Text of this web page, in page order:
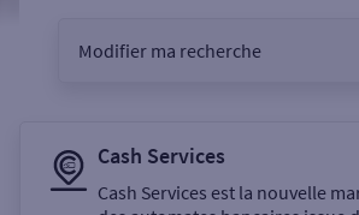
Modifier ma recherche
Cash Services
Cash Services est la nouvelle